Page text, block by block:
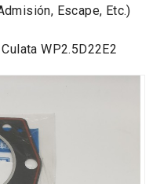
Escape, Etc.)
WP2.5D22E2